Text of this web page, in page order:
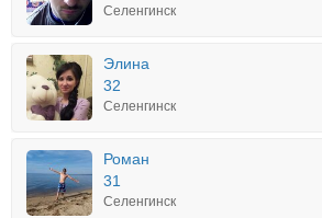
Селенгинск
Элина
32
Селенгинск
Роман
31
Селенгинск